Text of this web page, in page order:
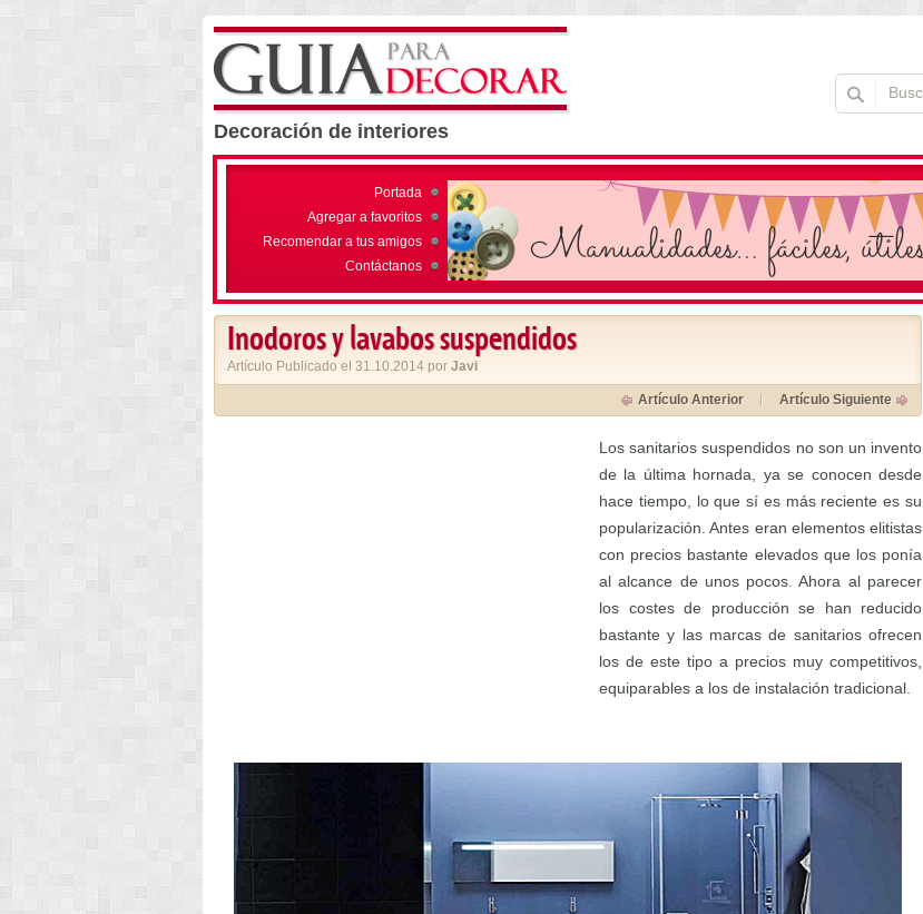
Decoración de interiores
Portada
Agregar a favoritos
Recomendar a tus amigos
Contáctanos
Inodoros y lavabos suspendidos
Artículo Publicado el 31.10.2014 por Javi
Artículo Anterior Artículo Siguiente
Los sanitarios suspendidos no son un invento
de la última hornada, ya se conocen desde
hace tiempo, lo que sí es más reciente es su
popularización. Antes eran elementos elitistas
con precios bastante elevados que los ponía
al alcance de unos pocos. Ahora al parecer
los costes de producción se han reducido
bastante y las marcas de sanitarios ofrecen
los de este tipo a precios muy competitivos,
equiparables a los de instalación tradicional.